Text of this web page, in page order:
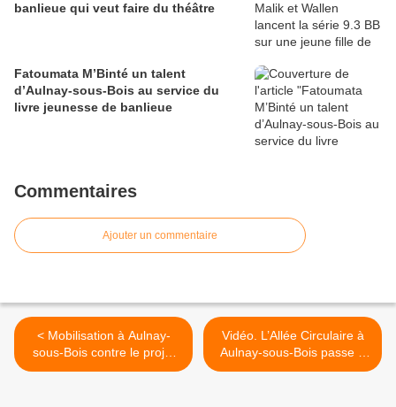
banlieue qui veut faire du théâtre
Fatoumata M’Binté un talent
d’Aulnay-sous-Bois au service du
livre jeunesse de banlieue
Commentaires
Ajouter un commentaire
< Mobilisation à Aulnay-
sous-Bois contre le projet
de loi El Khomri sur la
Vidéo. L’Allée Circulaire à
Aulnay-sous-Bois passe à
sens unique ! >